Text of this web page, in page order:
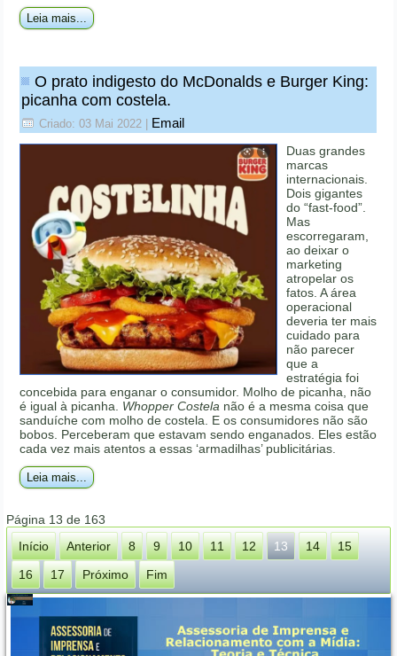
Leia mais...
O prato indigesto do McDonalds e Burger King:
picanha com costela.
Criado: 03 Mai 2022 Email
Duas grandes
marcas
internacionais.
Dois gigantes
do “fast-food”.
Mas
escorregaram,
ao deixar o
marketing
atropelar os
fatos. A área
operacional
deveria ter mais
cuidado para
não parecer
que a
estratégia foi
concebida para enganar o consumidor. Molho de picanha, não
é igual à picanha. Whopper Costela não é a mesma coisa que
sanduíche com molho de costela. E os consumidores não são
bobos. Perceberam que estavam sendo enganados. Eles estão
cada vez mais atentos a essas ‘armadilhas’ publicitárias.
Leia mais...
Página 13 de 163
Início
Anterior 8 9 10 11 12 13 14
15
16
17 Próximo Fim